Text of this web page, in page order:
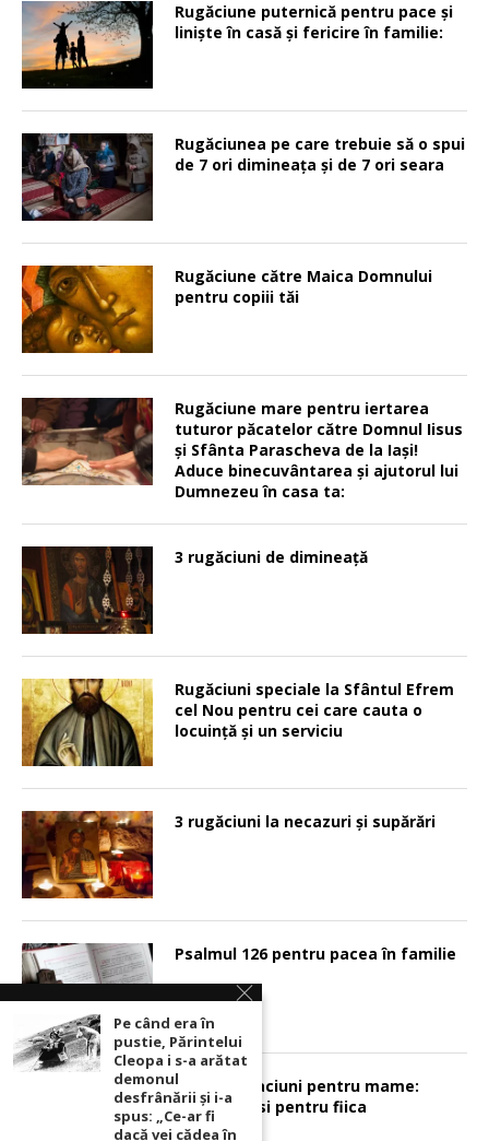
Rugăciune puternică pentru pace şi
linişte în casă şi fericire în familie:
Rugăciunea pe care trebuie să o spui
de 7 ori dimineața și de 7 ori seara
Rugăciune către Maica Domnului
pentru copiii tăi
Rugăciune mare pentru iertarea
tuturor păcatelor către Domnul Iisus
şi Sfânta Parascheva de la Iaşi!
Aduce binecuvântarea şi ajutorul lui
Dumnezeu în casa ta:
3 rugăciuni de dimineață
Rugăciuni speciale la Sfântul Efrem
cel Nou pentru cei care cauta o
locuinţă şi un serviciu
3 rugăciuni la necazuri și supărări
Psalmul 126 pentru pacea în familie
Sunt 2 rugaciuni pentru mame:
pentru fiu si pentru fiica
Pe când era în
pustie, Părintelui
Cleopa i s-a arătat
demonul
desfrânării şi i-a
spus: „Ce-ar fi
dacă vei cădea în